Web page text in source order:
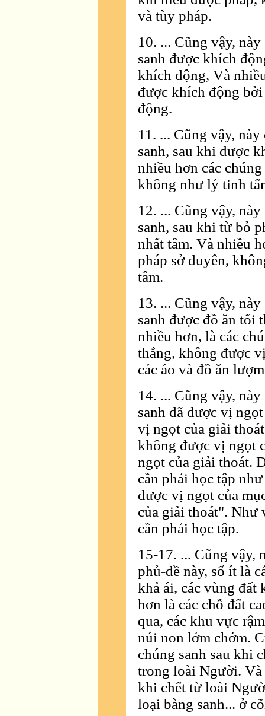
và tùy pháp.
10. ... Cũng vậy,
sanh được khích
khích động, Và
được khích động
động.
11. ... Cũng vậy,
sanh, sau khi được
nhiều hơn các
không như lý tinh
12. ... Cũng vậy,
sanh, sau khi từ bỏ
nhất tâm. Và nhiều
pháp sở duyên,
tâm.
13. ... Cũng vậy,
sanh được đồ ăn tối
nhiều hơn, là các
thắng, không được
các áo và đồ ăn
14. ... Cũng vậy,
sanh đã được vị
vị ngọt của giải
không được vị ngọt
ngọt của giải thoát.
cần phải học tập
được vị ngọt của
của giải thoát". Như
cần phải học tập.
15-17. ... Cũng vậy,
phủ-đề này, số ít là
khả ái, các vùng đất
hơn là các chỗ đất
qua, các khu vực
núi non lởm chởm.
chúng sanh sau khi
trong loài Người. Và
khi chết từ loài
loại bàng sanh... ở